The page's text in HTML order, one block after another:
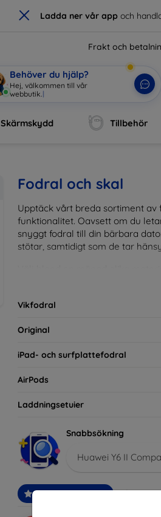
× Ladda ner vår app och
Frakt och
Behöver du hjälp?
Hej, välkommen till vår
webbutik. |
Skärmskydd Tillbehör
Fodral och skal
Upptäck vårt breda sortiment
funktionalitet. Oavsett om du
snyggt fodral till din bärbara
stötar, samtidigt som de tar
inte bara praktiska utan också
eller de som bara vill skydda sin
Vikfodral
Original
iPad- och surfplattefodral
AirPods
Laddningsetuier
Snabbsökning
Huawei Y6 II
Rekommenderade